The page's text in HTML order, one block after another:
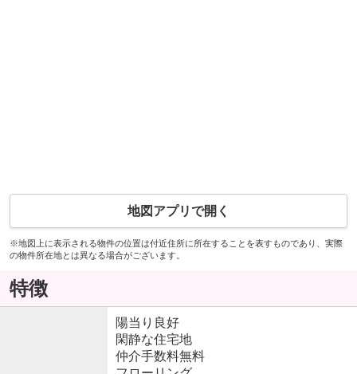
地図アプリで開く
※地図上に表示される物件の位置は付近住所に所在することを表すものであり、実際
の物件所在地とは異なる場合がございます。
特徴
陽当り良好
閑静な住宅地
仲介手数料無料